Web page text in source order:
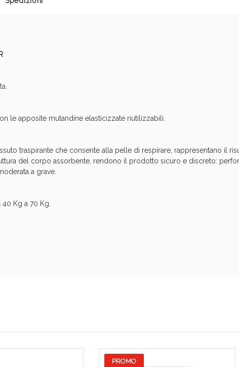
le apposite mutandine elasticizzate riutilizzabili.
traspirante che consente alla pelle di respirare, rappresentano il
del corpo assorbente, rendono il prodotto sicuro e discreto:
a grave.
Kg a 70 Kg.
PROMO
Sconto fino al 55% disponibile oggi!